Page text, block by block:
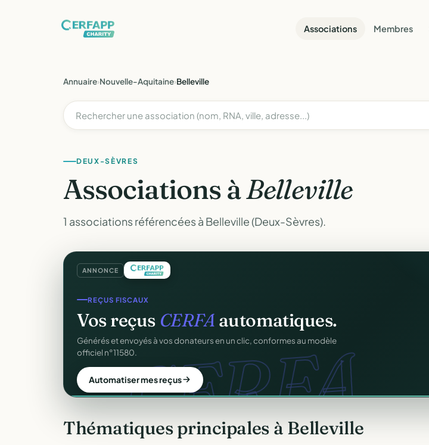
Associations Membres
Annuaire›Nouvelle-Aquitaine›Belleville
DEUX-SÈVRES
Associations àBelleville
1 associations référencées à Belleville (Deux-Sèvres).
ANNONCE
CERFA.
REÇUS FISCAUX
Vos reçus CERFA automatiques.
Générés et envoyés à vos donateurs en un clic, conformes au modèle
officiel n°11580.
Automatiser mes reçus
Thématiques principales à Belleville